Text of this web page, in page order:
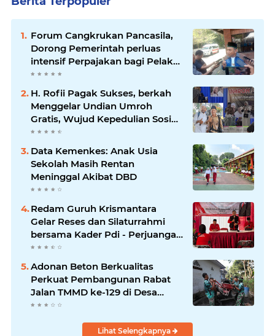
Forum Cangkrukan Pancasila,
Dorong Pemerintah perluas
intensif Perpajakan bagi Pelaku
Usaha UMKM.
H. Rofii Pagak Sukses, berkah
Menggelar Undian Umroh
Gratis, Wujud Kepedulian Sosial
berbagi.
Data Kemenkes: Anak Usia
Sekolah Masih Rentan
Meninggal Akibat DBD
Redam Guruh Krismantara
Gelar Reses dan Silaturrahmi
bersama Kader Pdi - Perjuangan
Se -Kecamatan Lawang.
Adonan Beton Berkualitas
Perkuat Pembangunan Rabat
Jalan TMMD ke-129 di Desa
Ledoktempuro
Lihat Selengkapnya